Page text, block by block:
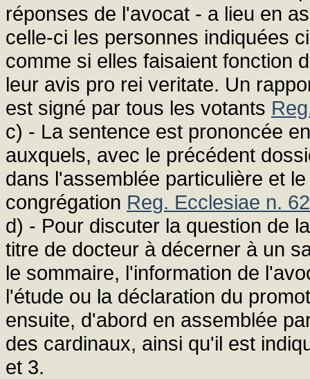
réponses de l'avocat - a lieu en
celle-ci les personnes indiquées
comme si elles faisaient fonction
leur avis pro rei veritate. Un
est signé par tous les votants
c) - La sentence est prononcée
auxquels, avec le précédent
dans l'assemblée particulière et
congrégation Reg. Ecclesiae n. 62
d) - Pour discuter la question de
titre de docteur à décerner à un
le sommaire, l'information de
l'étude ou la déclaration du
ensuite, d'abord en assemblée
des cardinaux, ainsi qu'il est
et 3.